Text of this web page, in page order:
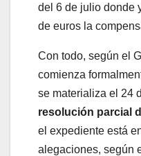
del 6 de julio donde
de euros la
Con todo, según el
comienza
se materializa el 24
resolución parcial
el expediente está
alegaciones, según